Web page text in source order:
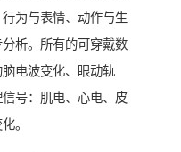
为与表情、动作与生
析。所有的可穿戴数
电波变化、眼动轨
号：肌电、心电、皮
。